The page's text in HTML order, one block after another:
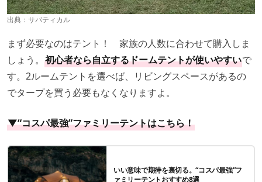
出典： サバティカル
まず必要なのはテント！ 家族の人数に合わせて購入しま
しょう。 初心者なら自立するドームテントが使いやすいで
す。2ルームテントを選べば、リビングスペースがあるの
でタープを買う必要もなくなりますよ。
▼“コスパ最強”ファミリーテントはこちら！
いい意味で期待を裏切る。“コスパ最強”フ
ァミリーテントおすすめ8選